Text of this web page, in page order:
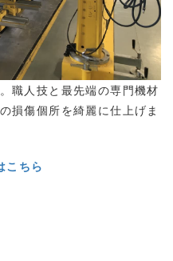
職人技と最先端の専門機材
損傷個所を綺麗に仕上げま
こちら